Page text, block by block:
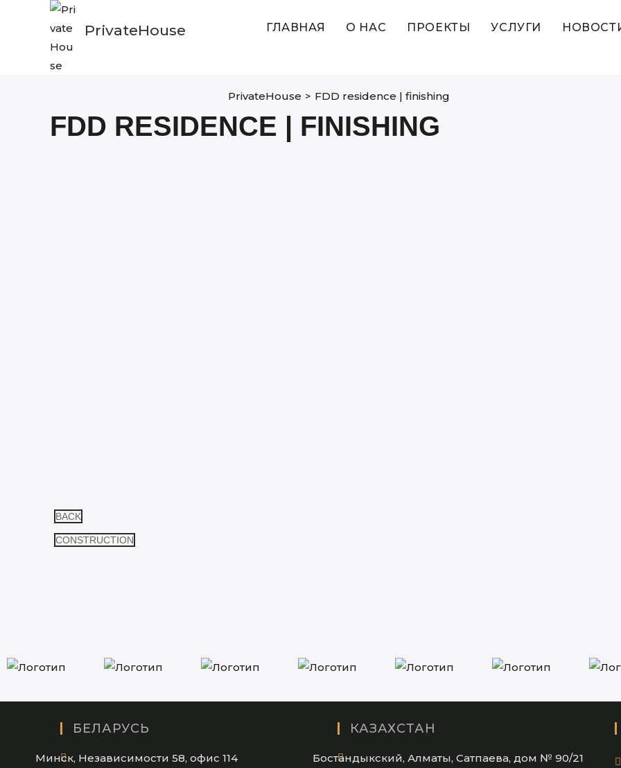
PrivateHouse ГЛАВНАЯ О НАС ПРОЕКТЫ УСЛУГИ
PrivateHouse > FDD residence | finishing
FDD RESIDENCE | FINISHING
BACK
CONSTRUCTION
БЕЛАРУСЬ
Минск, Независимости 58, офис 114
КАЗАХСТАН
Бостандыкский, Алматы, Сатпаева, дом № 90/21